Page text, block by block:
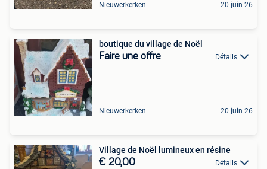
Nieuwerkerken 20 juin 26
boutique du village de Noël
Faire une offre Détails
Nieuwerkerken 20 juin 26
Village de Noël lumineux en résine
€ 20,00 Détails